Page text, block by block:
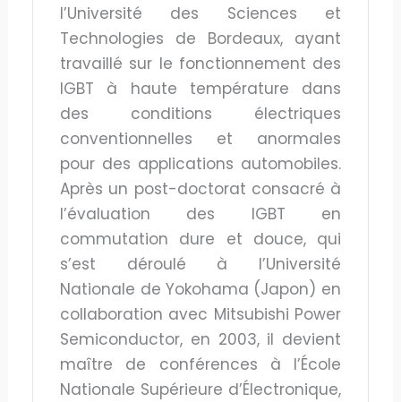
l’Université des Sciences et
Technologies de Bordeaux, ayant
travaillé sur le fonctionnement des
IGBT à haute température dans
des conditions électriques
conventionnelles et anormales
pour des applications automobiles.
Après un post-doctorat consacré à
l’évaluation des IGBT en
commutation dure et douce, qui
s’est déroulé à l’Université
Nationale de Yokohama (Japon) en
collaboration avec Mitsubishi Power
Semiconductor, en 2003, il devient
maître de conférences à l’École
Nationale Supérieure d’Électronique,